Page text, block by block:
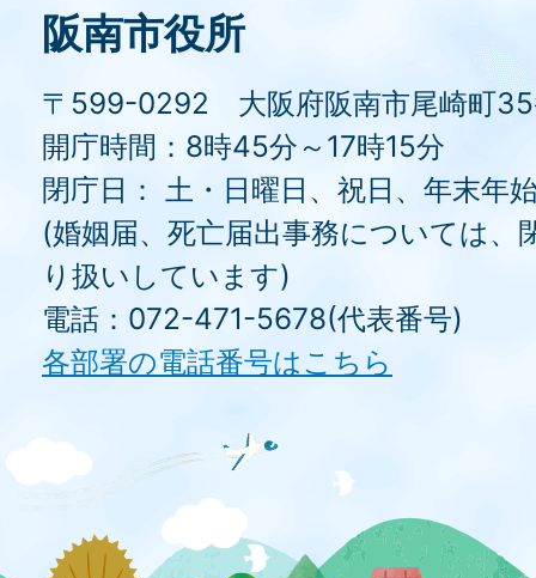
阪南市役所
〒599-0292 大阪府阪南市尾崎町35
開庁時間：8時45分～17時15分
閉庁日： 土・日曜日、祝日、年末年
(婚姻届、死亡届出事務については、
り扱いしています)
電話：072-471-5678(代表番号)
各部署の電話番号はこちら